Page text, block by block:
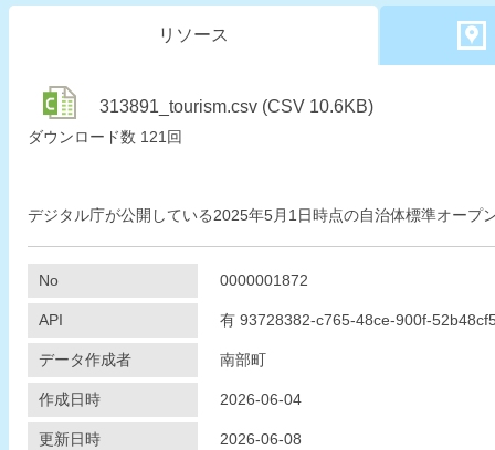
リソース
313891_tourism.csv (CSV 10.6KB)
ダウンロード数 121回
デジタル庁が公開している2025年5月1日時点の自治体標準オープ
No 0000001872
API 有 93728382-c765-48ce-900f-
データ作成者 南部町
作成日時 2026-06-04
更新日時 2026-06-08